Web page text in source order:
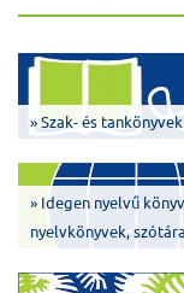
» Szak- és tankönyvek
» Idegen nyelvű
nyelvkönyvek,